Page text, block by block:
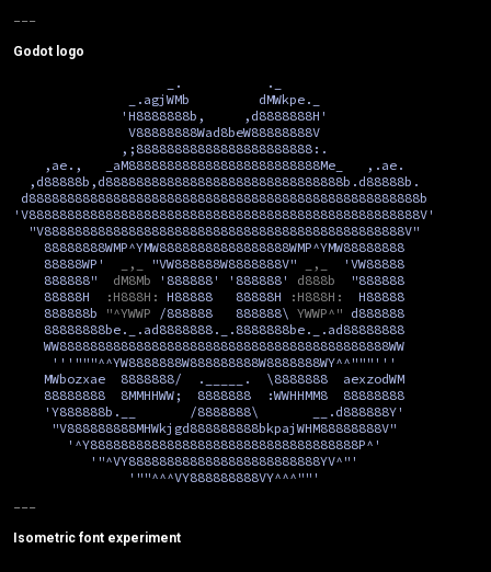
Godot logo
_.
._
_.agjWMb
dMWkpe._
'H8888888b,
,d8888888H'
V88888888Wad8beW88888888V
,;88888888888888888888888:.
,ae.,
_aM8888888888888888888888888Me_
,.ae.
,d88888b,d8888888888888888888888888888888b.d88888b.
d888888888888888888888888888888888888888888888888888b
'V888888888888888888888888888888888888888888888888888V'
"V88888888888888888888888888888888888888888888888V"
88888888WMP^YMW88888888888888888WMP^YMW88888888
88888WP'
_,_ "VW888888W8888888V" _,_
'VW88888
888888"
dM8Mb '888888' '888888' d888b
"888888
88888H
:H888H: H88888 88888H :H888H:
H88888
888888b
"^YWWP /888888 888888\ YWWP^" d888888
88888888be._.ad8888888._.8888888be._.ad88888888
WW8888888888888888888888888888888888888888888WW
'''"""^^YW8888888W888888888W8888888WY^^"""'''
MWbozxae
8888888/ ._____. \8888888
aexzodWM
88888888
8MMHHWW; 8888888 :WWHHMM8
88888888
'Y888888b.__
/8888888\
__.d888888Y'
"V888888888MHWkjgd888888888bkpajWHM88888888V"
'^Y88888888888888888888888888888888888P^'
'"^VY8888888888888888888888888YV^"'
'""^^^VY888888888VY^^^""'
Isometric font experiment